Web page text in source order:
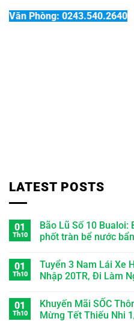
Văn Phòng: 0243.540.2640
LATEST POSTS
01
Th10
Bão Lũ Số 10 Bualoi:
phốt tràn bể nước
01
Th10
Tuyển 3 Nam Lái Xe
Nhập 20TR, Đi Làm
01
Th10
Khuyến Mãi SỐC
Mừng Tết Thiếu Nhi